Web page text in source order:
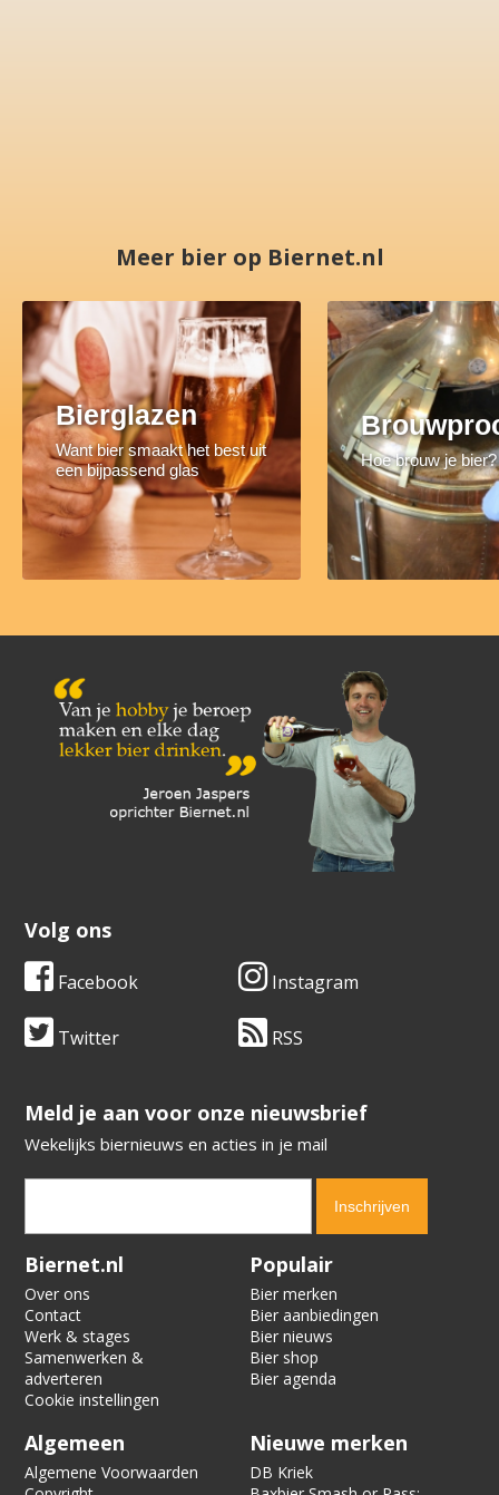
Meer bier op Biernet.nl
Bierglazen
Want bier smaakt het best uit
een bijpassend glas
Hoe brouw je bier?
Volg ons
Facebook Instagram
Twitter RSS
​​​​​​​Meld je aan voor onze nieuwsbrief
Wekelijks biernieuws en acties in je mail
Verification code:
Biernet.nl
Over ons
Contact
Werk & stages
Samenwerken &
adverteren
Cookie instellingen
Populair
Bier merken
Bier aanbiedingen
Bier nieuws
Bier shop
Bier agenda
Algemeen
Algemene Voorwaarden
Nieuwe merken
DB Kriek